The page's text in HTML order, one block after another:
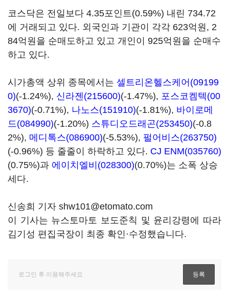
코스닥은 전일보다 4.35포인트(0.59%) 내린 734.72
에 거래되고 있다. 외국인과 기관이 각각 623억원, 2
84억원을 순매도하고 있고 개인이 925억원을 순매수
하고 있다.
시가총액 상위 종목에서는 셀트리온헬스케어(09199
0)(-1.24%), 신라젠(215600)(-1.47%), 포스코켐텍(00
3670)(-0.71%), 나노스(151910)(-1.81%), 바이로메
드(084990)(-1.20%) 스튜디오드래곤(253450)(-0.8
2%), 메디톡스(086900)(-5.53%), 펄어비스(263750)
(-0.96%) 등 줄줄이 하락하고 있다. CJ ENM(035760)
(0.75%)과 에이치엘비(028300)(0.70%)는 소폭 상승
세다.
신송희 기자 shw101@etomato.com
이 기사는 뉴스토마토 보도준칙 및 윤리강령에 따라
김기성 편집국장이 최종 확인·수정했습니다.